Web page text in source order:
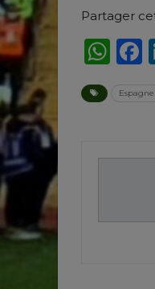
Partager
Espagne